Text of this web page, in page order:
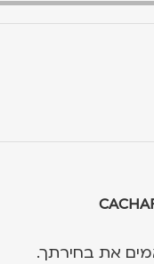
את בחירתך.